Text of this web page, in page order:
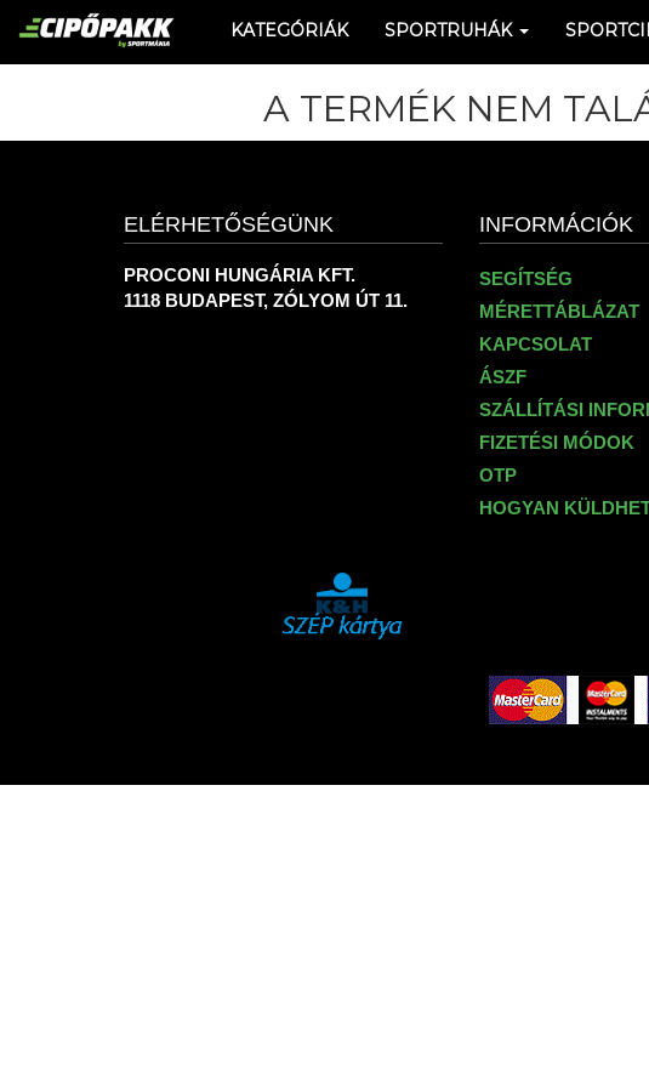
KATEGÓRIÁK SPORTRUHÁK
A TERMÉK NEM
ELÉRHETŐSÉGÜNK
PROCONI HUNGÁRIA KFT.
1118 BUDAPEST, ZÓLYOM ÚT 11.
INFORMÁCIÓK
SEGÍTSÉG
MÉRETTÁBLÁZAT
KAPCSOLAT
ÁSZF
SZÁLLÍTÁSI
FIZETÉSI MÓDOK
OTP
HOGYAN